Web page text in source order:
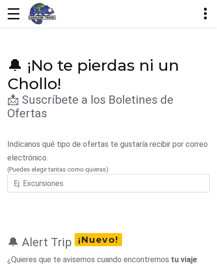
🔔 ¡No te pierdas ni un
Chollo!
📩 Suscríbete a los Boletines de
Ofertas
Indícanos qué tipo de ofertas te gustaría recibir por correo
electrónico.
(Puedes elegir tantas como quieras)
🔔 Alert Trip ¡Nuevo!
¿Quieres que te avisemos cuando encontremos tu viaje